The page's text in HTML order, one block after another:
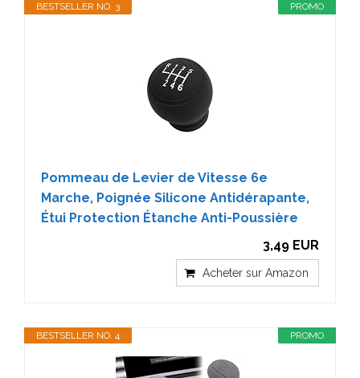
PROMO
BESTSELLER NO. 3
Pommeau de Levier de Vitesse 6e
Marche, Poignée Silicone Antidérapante,
Étui Protection Étanche Anti-Poussière
3,49 EUR
Acheter sur Amazon
PROMO
BESTSELLER NO. 4